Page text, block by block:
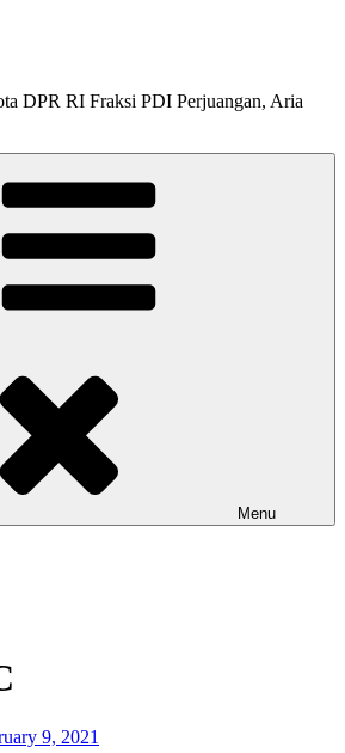
DPR RI Fraksi PDI Perjuangan, Aria
Menu
9, 2021